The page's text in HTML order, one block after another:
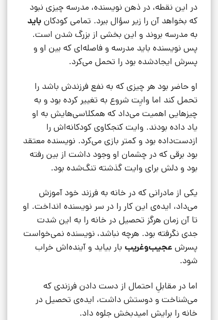
در این نقطه، در ذهن نویسنده، مدرسه چیزی نبود
که بخواهد آن را زیر سؤال ببرد. تمامی کودکانباید
به مدرسه بروند و این بخشی از بزرگ شدن است.
پس نویسنده باید مدرسه و فاصله‌ای که بین او و
پسرش ایجادشده بود را تحمل می‌کرد.
او حاضر بود هر چیزی که به نفع فرزندش باشد را
تحمل کند اما وایِت شروع به تغییر کرده بود و به
چیزهایی اهمیت می‌داد که همکلاسی‌هایش به او
یاد داده بودند. وایت کنجکاوی کودکانه‌اش را
ازدست‌داده بود و کمتر بازی می‌کرد. نویسنده معتقد
بود برقی که در چشمان او وجود داشت از بین رفته
بود و دلش برای وایت گذشته تنگ‌شده بود.
یکی از مادرانی که در خانه به فرزند خود آموزش
می‌داد، ایده‌ی این کار را در سر نویسنده انداخت. او
تا آن زمان هرگز تحصیل در خانه را به این شدت
جدی نگرفته بود. هرچه نباشد، نویسنده نمی‌خواست
پسرشعجیب‌وغریب بار بیاید و آینده‌اش خراب
شود.
اما در مقابلِ احتمال از دست دادن فرزندی که
می‌شناخت و دوستش داشت، ایده‌ی تحصیل در
خانه را برایش امیدبخش جلوه داد.